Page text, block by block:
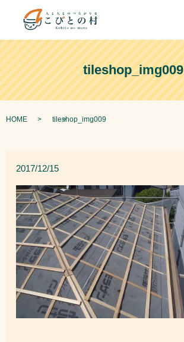
tileshop_img009
HOME tileshop_img009
2017/12/15